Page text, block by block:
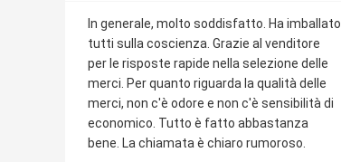
In generale, molto soddisfatto. Ha imballato
tutti sulla coscienza. Grazie al venditore
per le risposte rapide nella selezione delle
merci. Per quanto riguarda la qualità delle
merci, non c'è odore e non c'è sensibilità di
economico. Tutto è fatto abbastanza
bene. La chiamata è chiaro rumoroso.